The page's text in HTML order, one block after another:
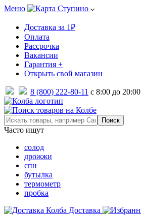
Меню Ступино
Доставка за 1₽
Оплата
Рассрочка
Вакансии
Гарантия +
Открыть свой магазин
8 (800) 222-80-11 с 8:00 до 20:00
Часто ищут
солод
дрожжи
спн
бутылка
термометр
пробка
Доставка